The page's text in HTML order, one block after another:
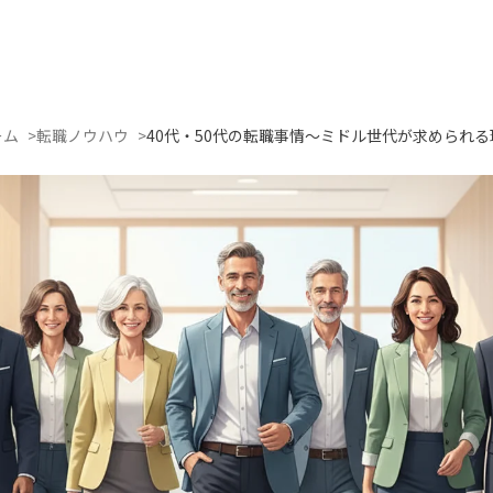
転職ノウハウ 40代・50代の転職事情〜ミドル世代が求められ